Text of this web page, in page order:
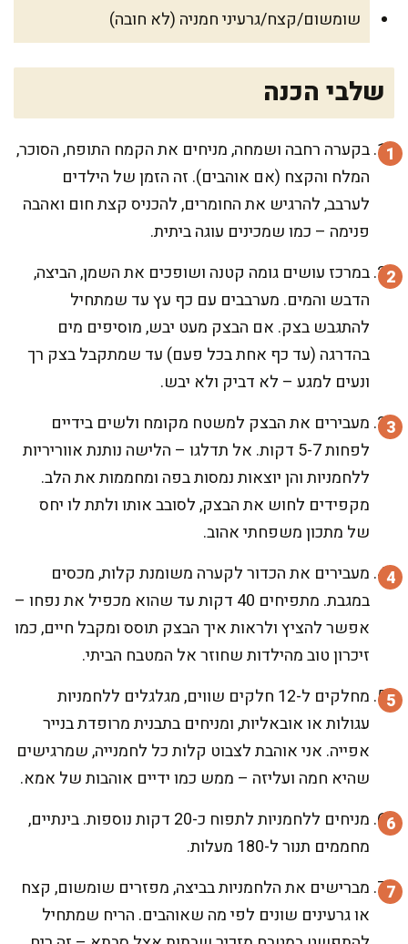
שומשום/קצח/גרעיני חמניה (לא חובה)
שלבי הכנה
בקערה רחבה ושמחה, מניחים את הקמח התופח, הסוכר,
המלח והקצח (אם אוהבים). זה הזמן של הילדים
לערבב, להרגיש את החומרים, להכניס קצת חום ואהבה
פנימה – כמו שמכינים עוגה ביתית.
במרכז עושים גומה קטנה ושופכים את השמן, הביצה,
הדבש והמים. מערבבים עם כף עץ עד שמתחיל
להתגבש בצק. אם הבצק מעט יבש, מוסיפים מים
בהדרגה (עד כף אחת בכל פעם) עד שמתקבל בצק רך
ונעים למגע – לא דביק ולא יבש.
מעבירים את הבצק למשטח מקומח ולשים בידיים
לפחות 5-7 דקות. אל תדלגו – הלישה נותנת אווריריות
ללחמניות והן יוצאות נמסות בפה ומחממות את הלב.
מקפידים לחוש את הבצק, לסובב אותו ולתת לו יחס
של מתכון משפחתי אהוב.
מעבירים את הכדור לקערה משומנת קלות, מכסים
במגבת. מתפיחים 40 דקות עד שהוא מכפיל את נפחו –
אפשר להציץ ולראות איך הבצק תוסס ומקבל חיים, כמו
זיכרון טוב מהילדות שחוזר אל המטבח הביתי.
מחלקים ל-12 חלקים שווים, מגלגלים ללחמניות
עגולות או אובאליות, ומניחים בתבנית מרופדת בנייר
אפייה. אני אוהבת לצבוט קלות כל לחמנייה, שמרגישים
שהיא חמה ועליזה – ממש כמו ידיים אוהבות של אמא.
מניחים ללחמניות לתפוח כ-20 דקות נוספות. בינתיים,
מחממים תנור ל-180 מעלות.
מברישים את הלחמניות בביצה, מפזרים שומשום, קצח
או גרעינים שונים לפי מה שאוהבים. הריח שמתחיל